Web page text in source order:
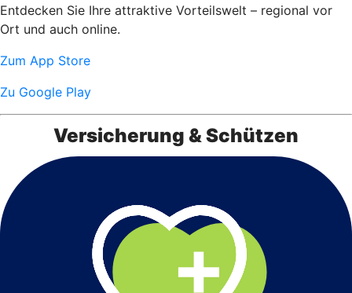
Entdecken Sie Ihre attraktive Vorteilswelt – regional vor
Ort und auch online.
Zum App Store
Zu Google Play
Versicherung & Schützen